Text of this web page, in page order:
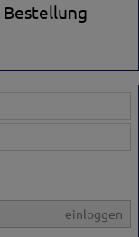
Bestellung
einloggen